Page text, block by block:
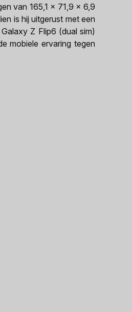
van 165,1 x 71,9 x 6,9
is hij uitgerust met een
Z Flip6 (dual sim)
mobiele ervaring tegen